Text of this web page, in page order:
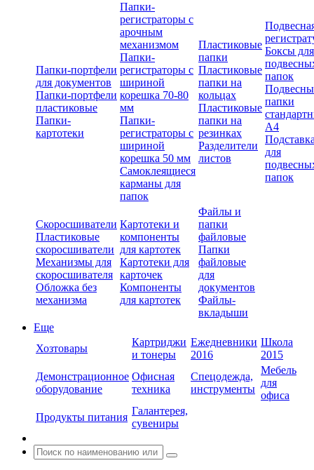
Папки-портфели
для документов
Папки-портфели
пластиковые
Папки-
картотеки
Папки-
регистраторы с
арочным
механизмом
Папки-
регистраторы с
шириной
корешка 70-80
мм
Папки-
регистраторы с
шириной
корешка 50 мм
Самоклеящиеся
карманы для
папок
Пластиковые
папки
Пластиковые
папки на
кольцах
Пластиковые
папки на
резинках
Разделители
листов
Боксы для
папок
папки
А4
для
папок
Скоросшиватели
Пластиковые
скоросшиватели
Механизмы для
скоросшивателя
Обложка без
механизма
Картотеки и
компоненты
для картотек
Картотеки для
карточек
Компоненты
для картотек
Файлы и
папки
файловые
Папки
файловые
для
документов
Файлы-
вкладыши
Еще
Хозтовары
Картриджи
и тонеры
Ежедневники
2016
Школа
2015
Демонстрационное
оборудование
Офисная
техника
Спецодежда,
инструменты
Мебель
для
офиса
Продукты питания
Галантерея,
сувениры